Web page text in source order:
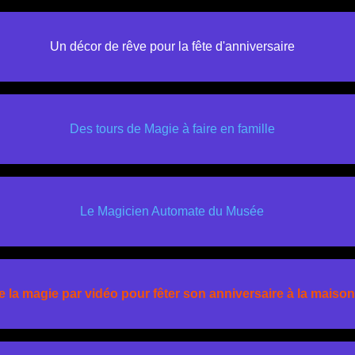
Un décor de rêve pour la fête d'anniversaire
Des tours de Magie à faire en famille
Le Magicien Automate du Musée
la magie par vidéo pour fêter son anniversaire à la maison